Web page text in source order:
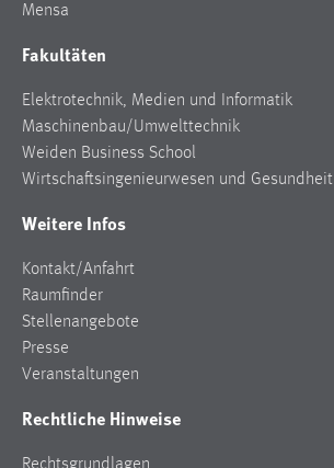
Mensa
Fakultäten
Elektrotechnik, Medien und Informatik
Maschinenbau/Umwelttechnik
Weiden Business School
Wirtschaftsingenieurwesen und Gesundheit
Weitere Infos
Kontakt/Anfahrt
Raumfinder
Stellenangebote
Presse
Veranstaltungen
Rechtliche Hinweise